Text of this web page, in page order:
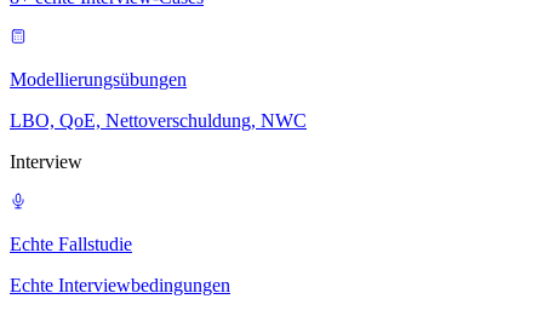
Modellierungsübungen
LBO, QoE, Nettoverschuldung, NWC
Interview
Echte Fallstudie
Echte Interviewbedingungen